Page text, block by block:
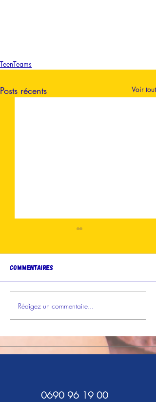
TeenTeams
Posts récents Voir tout
Nouveau : les Ateliers
"Addictosphère" !
Commentaires
Rédigez un commentaire...
0690 96 19 00